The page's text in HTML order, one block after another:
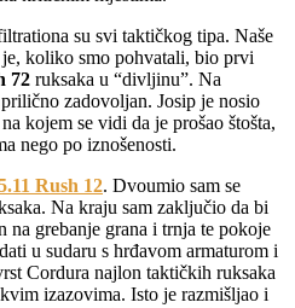
su svi taktičkog tipa. Naše
koliko smo pohvatali, bio prvi
72 ruksaka u “divljinu”. Na
zadovoljan. Josip je nosio
na kojem se vidi da je prošao štošta,
nego po iznošenosti.
Rush 12. Dvoumio sam se
Na kraju sam zaključio da bi
na grebanje grana i trnja te pokoje
u sudaru s hrđavom armaturom i
Cordura najlon taktičkih ruksaka
izazovima. Isto je razmišljao i